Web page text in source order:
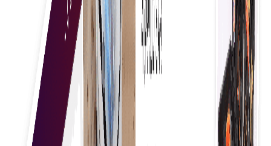
کو بہتر بناتا ہے، اور عمل کو ہموار کرتا ہے، جس کے نتیجے
میں کارکردگی میں بہتری اور غلطیوں میں کمی واقع ہوتی
ہے۔
اپنی کاروباری ضروریات تلاش کریں
بہترین مصنوعات اور خدمات دریافت کرنے میں جامع تحقیق،
اختیارات کا موازنہ، جائزے پڑھنا، اور سفارشات سے فائدہ اٹھانا
شامل ہے تاکہ آپ کے انتخاب میں معیار، قدر، اور اطمینان کو